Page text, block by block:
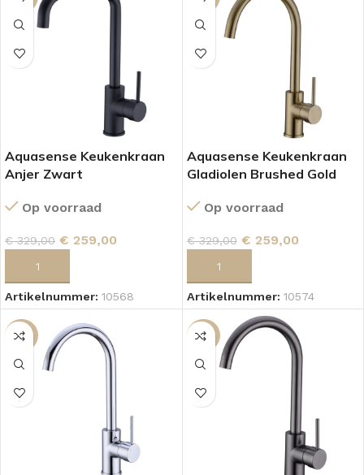
Aquasense Keukenkraan
Anjer Zwart
Op voorraad
€329,00 € 259,00
Artikelnummer: 10568
Aquasense Keukenkraan
Gladiolen Brushed Gold
Op voorraad
€329,00 € 259,00
Artikelnummer: 10574
-21% -21%